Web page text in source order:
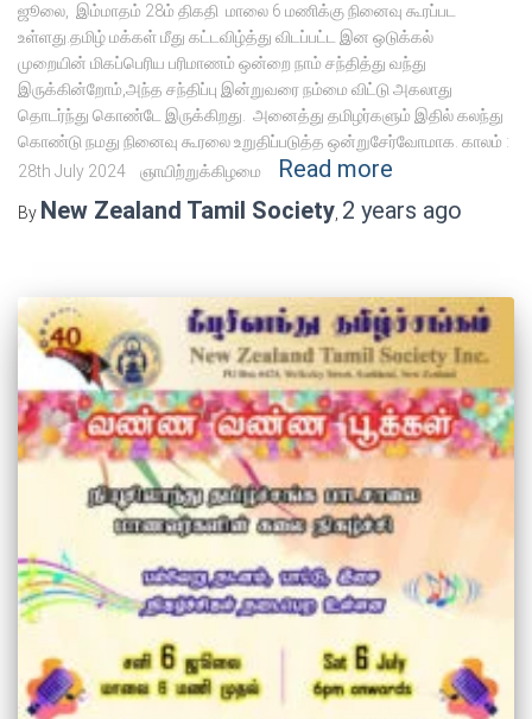
ஜூலை, இம்மாதம் 28ம் திகதி மாலை 6 மணிக்கு நினைவு கூரப்பட
உள்ளது.தமிழ் மக்கள் மீது கட்டவிழ்த்து விடப்பட்ட இன ஒடுக்கல்
முறையின் மிகப்பெரிய பரிமாணம் ஒன்றை நாம் சந்தித்து வந்து
இருக்கின்றோம்,அந்த சந்திப்பு இன்றுவரை நம்மை விட்டு அகலாது
தொடர்ந்து கொண்டே இருக்கிறது. அனைத்து தமிழர்களும் இதில் கலந்து
கொண்டு நமது நினைவு கூரலை உறுதிப்படுத்த ஒன்றுசேர்வோமாக. காலம் :
28th July 2024 ஞாயிற்றுக்கிழமை
Read more
By New Zealand Tamil Society, 2 years ago